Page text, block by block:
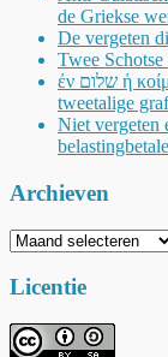
de Griekse
De vergeten
Twee
ἐν שלום ἡ κοίμησις: identiteitsbeleving op basis van Griekse
tweetalige
Niet vergeten
Archieven
Archieven
Licentie